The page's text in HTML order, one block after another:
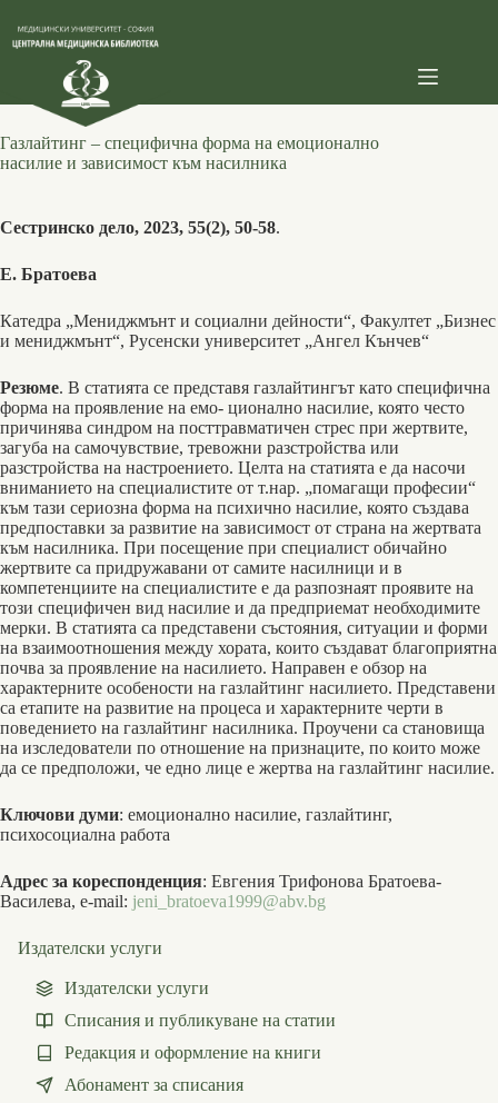
content
Газлайтинг – специфична форма на емоционално
насилие и зависимост към насилника
Сестринско дело, 2023, 55(2), 50-58.
Е. Братоева
Катедра „Мениджмънт и социални дейности“, Факултет „Бизнес
и мениджмънт“, Русенски университет „Ангел Кънчев“
Резюме. В статията се представя газлайтингът като специфична
форма на проявление на емо- ционално насилие, която често
причинява синдром на посттравматичен стрес при жертвите,
загуба на самочувствие, тревожни разстройства или
разстройства на настроението. Целта на статията е да насочи
вниманието на специалистите от т.нар. „помагащи професии“
към тази сериозна форма на психично насилие, която създава
предпоставки за развитие на зависимост от страна на жертвата
към насилника. При посещение при специалист обичайно
жертвите са придружавани от самите насилници и в
компетенциите на специалистите е да разпознаят проявите на
този специфичен вид насилие и да предприемат необходимите
мерки. В статията са представени състояния, ситуации и форми
на взаимоотношения между хората, които създават благоприятна
почва за проявление на насилието. Направен е обзор на
характерните особености на газлайтинг насилието. Представени
са етапите на развитие на процеса и характерните черти в
поведението на газлайтинг насилника. Проучени са становища
на изследователи по отношение на признаците, по които може
да се предположи, че едно лице е жертва на газлайтинг насилие.
Ключови думи: емоционално насилие, газлайтинг,
психосоциална работа
Адрес за кореспонденция: Евгения Трифонова Братоева-
Василева, e-mail: jeni_bratoeva1999@abv.bg
Издателски услуги
Издателски услуги
Списания и публикуване на статии
Редакция и оформление на книги
Абонамент за списания